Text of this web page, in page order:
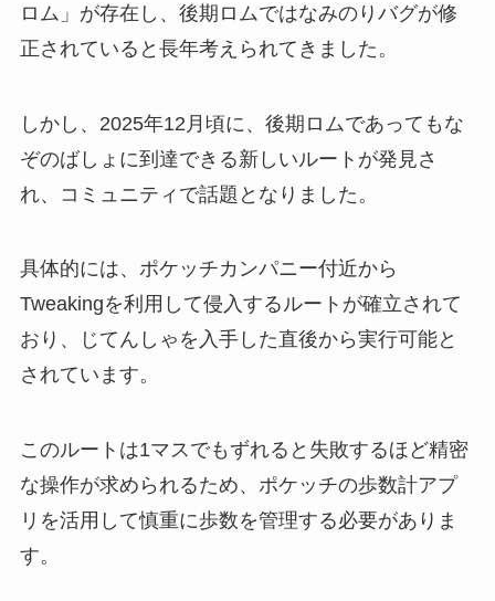
ロム」が存在し、後期ロムではなみのりバグが修
正されていると長年考えられてきました。
しかし、2025年12月頃に、後期ロムであってもな
ぞのばしょに到達できる新しいルートが発見さ
れ、コミュニティで話題となりました。
具体的には、ポケッチカンパニー付近から
Tweakingを利用して侵入するルートが確立されて
おり、じてんしゃを入手した直後から実行可能と
されています。
このルートは1マスでもずれると失敗するほど精密
な操作が求められるため、ポケッチの歩数計アプ
リを活用して慎重に歩数を管理する必要がありま
す。